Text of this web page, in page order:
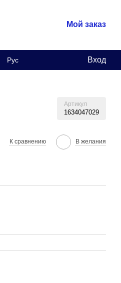
Мой заказ
Рус Вход
Артикул
1634047029
К сравнению В желания